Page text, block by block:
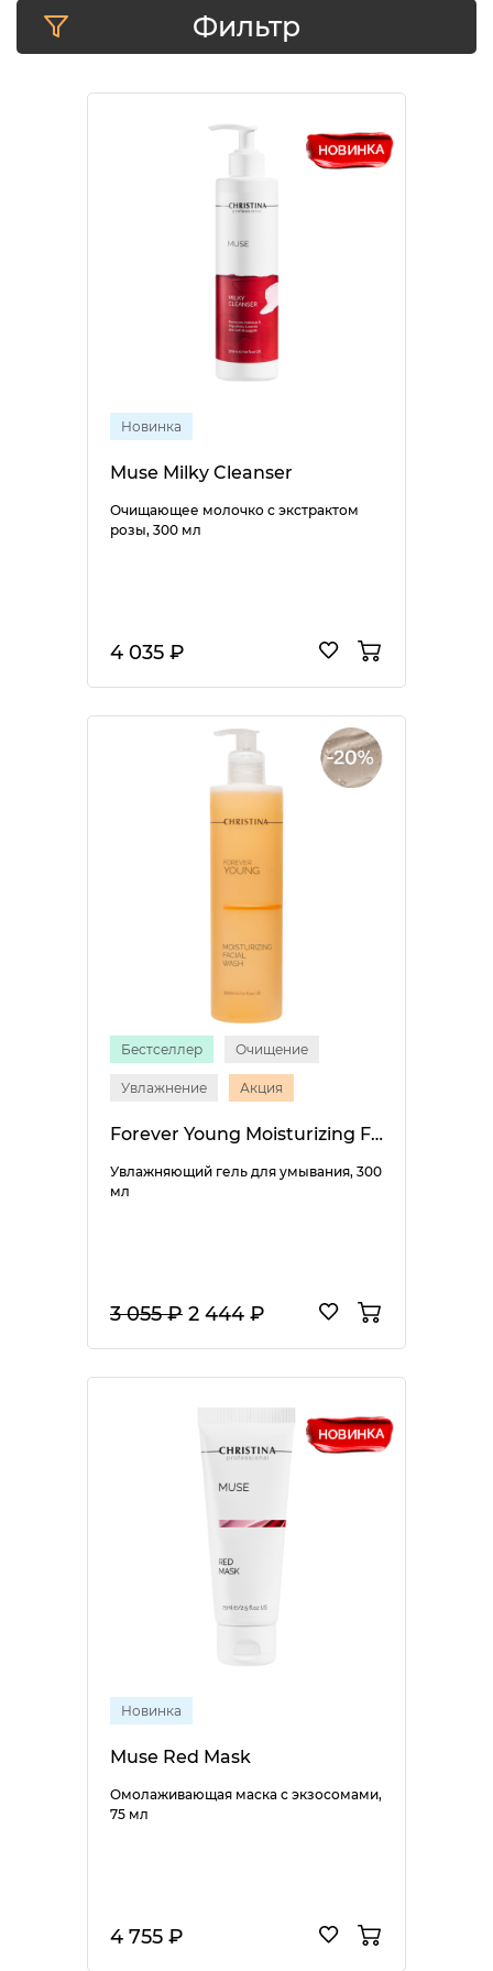
Фильтр
Новинка
Muse Milky Cleanser
Очищающее молочко с экстрактом
розы, 300 мл
4 035 ₽
Бестселлер Очищение
Увлажнение Акция
Forever Young Moisturizing Facial Wash
Увлажняющий гель для умывания, 300
мл
3 055 ₽ 2 444 ₽
Новинка
Muse Red Mask
Омолаживающая маска с экзосомами,
75 мл
4 755 ₽